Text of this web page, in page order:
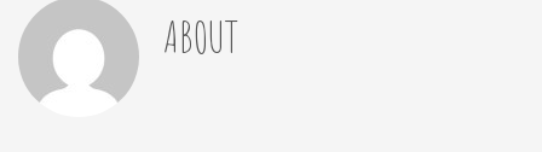
ABOUT